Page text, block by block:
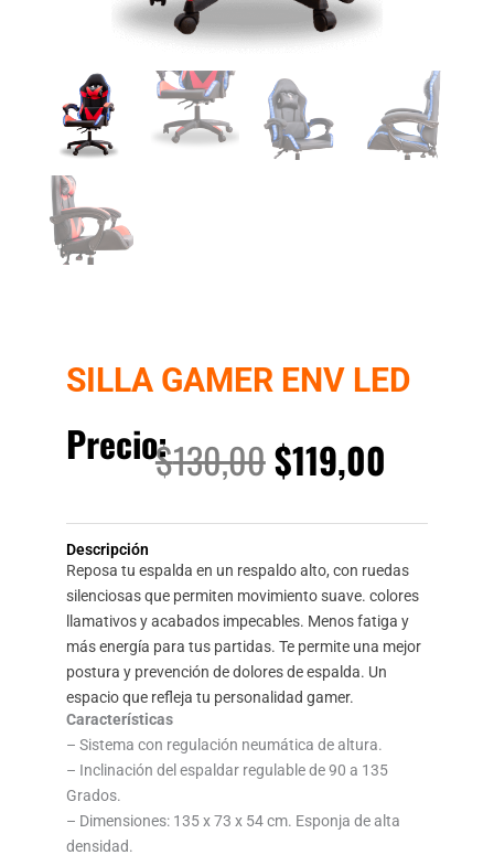
SILLA GAMER ENV LED
Precio:
$130,00El
precio
original
era:
$130,00.
$119,00
precio
actual
es:
Descripción
Reposa tu espalda en un respaldo alto, con ruedas
silenciosas que permiten movimiento suave. colores
llamativos y acabados impecables. Menos fatiga y
más energía para tus partidas. Te permite una mejor
postura y prevención de dolores de espalda. Un
espacio que refleja tu personalidad gamer.
Características
– Sistema con regulación neumática de altura.
– Inclinación del espaldar regulable de 90 a 135
Grados.
– Dimensiones: 135 x 73 x 54 cm. Esponja de alta
densidad.